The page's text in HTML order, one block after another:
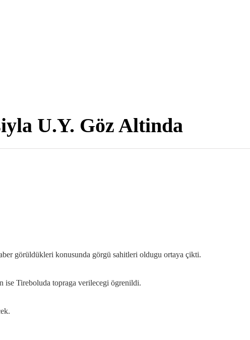
U.Y. Göz Altinda
görüldükleri konusunda görgü sahitleri oldugu ortaya çikti.
Tireboluda topraga verilecegi ögrenildi.